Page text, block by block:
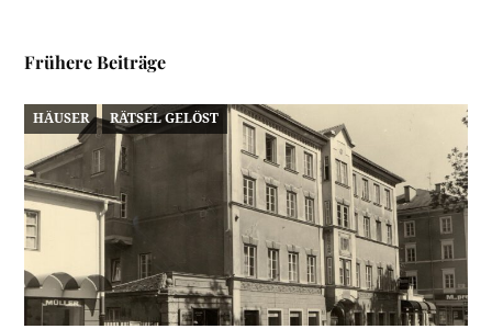
Frühere Beiträge
HÄUSER RÄTSEL GELÖST